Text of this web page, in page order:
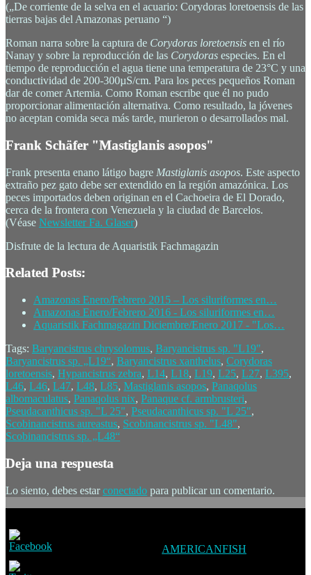
(„De corriente de la selva en el acuario: Corydoras loretoensis de las
tierras bajas del Amazonas peruano “)
Roman narra sobre la captura de Corydoras loretoensis en el río
Nanay y sobre la reproducción de las Corydoras especies. En el
tiempo de reproducción el agua tiene una temperatura de 23°C y una
conductividad de 200-300µS/cm. Para los peces pequeños Roman
dar de comer Artemia. Como Roman escribe que él no pudo
proporcionar alimentación alternativa. Como resultado, la jóvenes
no aceptan comida seca más tarde, murieron o desarrollados mal.
Frank Schäfer "Mastiglanis asopos"
Frank presenta enano látigo bagre Mastiglanis asopos. Este aspecto
extraño pez gato debe ser extendido en la región amazónica. Los
peces importados deben originan en el Cachoeira de El Dorado,
cerca de la frontera con Venezuela y la ciudad de Barcelos.
(Véase Newsletter Fa. Glaser)
Disfrute de la lectura de Aquaristik Fachmagazin
Related Posts:
Amazonas Enero/Febrero 2015 – Los siluriformes en…
Amazonas Enero/Febrero 2016 - Los siluriformes en…
Aquaristik Fachmagazin Diciembre/Enero 2017 - "Los…
Tags: Baryancistrus chrysolomus, Baryancistrus sp. "L19",
Baryancistrus sp. „L19“, Baryancistrus xanthelus, Corydoras
loretoensis, Hypancistrus zebra, L14, L18, L19, L25, L27, L395,
L46, L46, L47, L48, L85, Mastiglanis asopos, Panaqolus
albomaculatus, Panaqolus nix, Panaque cf. armbrusteri,
Pseudacanthicus sp. "L 25", Pseudacanthicus sp. "L 25",
Scobinancistrus aureastus, Scobinancistrus sp. "L48",
Scobinancistrus sp. „L48“
Deja una respuesta
Lo siento, debes estarconectado para publicar un comentario.
AMERICANFISH